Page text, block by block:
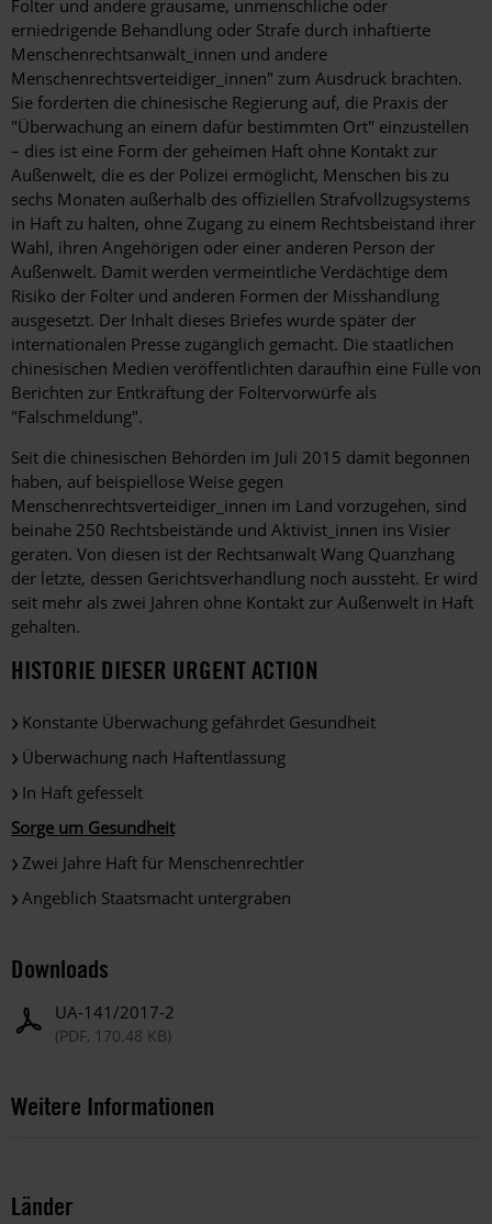
Folter und andere grausame, unmenschliche oder
erniedrigende Behandlung oder Strafe durch inhaftierte
Menschenrechtsanwält_innen und andere
Menschenrechtsverteidiger_innen" zum Ausdruck brachten.
Sie forderten die chinesische Regierung auf, die Praxis der
"Überwachung an einem dafür bestimmten Ort" einzustellen
– dies ist eine Form der geheimen Haft ohne Kontakt zur
Außenwelt, die es der Polizei ermöglicht, Menschen bis zu
sechs Monaten außerhalb des offiziellen Strafvollzugsystems
in Haft zu halten, ohne Zugang zu einem Rechtsbeistand ihrer
Wahl, ihren Angehörigen oder einer anderen Person der
Außenwelt. Damit werden vermeintliche Verdächtige dem
Risiko der Folter und anderen Formen der Misshandlung
ausgesetzt. Der Inhalt dieses Briefes wurde später der
internationalen Presse zugänglich gemacht. Die staatlichen
chinesischen Medien veröffentlichten daraufhin eine Fülle von
Berichten zur Entkräftung der Foltervorwürfe als
"Falschmeldung".
Seit die chinesischen Behörden im Juli 2015 damit begonnen
haben, auf beispiellose Weise gegen
Menschenrechtsverteidiger_innen im Land vorzugehen, sind
beinahe 250 Rechtsbeistände und Aktivist_innen ins Visier
geraten. Von diesen ist der Rechtsanwalt Wang Quanzhang
der letzte, dessen Gerichtsverhandlung noch aussteht. Er wird
seit mehr als zwei Jahren ohne Kontakt zur Außenwelt in Haft
gehalten.
HISTORIE DIESER URGENT ACTION
Konstante Überwachung gefährdet Gesundheit
Überwachung nach Haftentlassung
In Haft gefesselt
Sorge um Gesundheit
Zwei Jahre Haft für Menschenrechtler
Angeblich Staatsmacht untergraben
Downloads
UA-141/2017-2
(PDF, 170.48 KB)
Weitere Informationen
Länder